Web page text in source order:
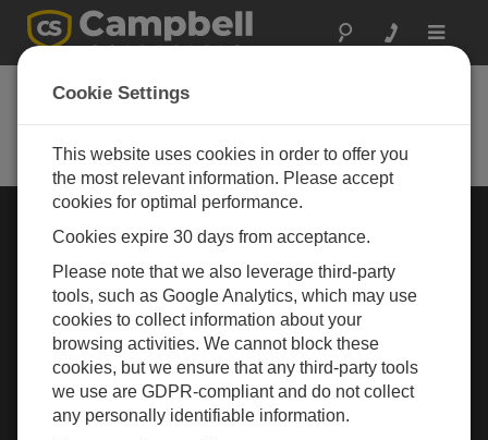
Toggle
Rugged Monitoring
application
行业选择 »
气象
Cookie Settings
This website uses cookies in order to offer you
the most relevant information. Please accept
cookies for optimal performance.
Cookies expire 30 days from acceptance.
Please note that we also leverage third-party
tools, such as Google Analytics, which may use
cookies to collect information about your
browsing activities. We cannot block these
cookies, but we ensure that any third-party tools
we use are GDPR-compliant and do not collect
any personally identifiable information.